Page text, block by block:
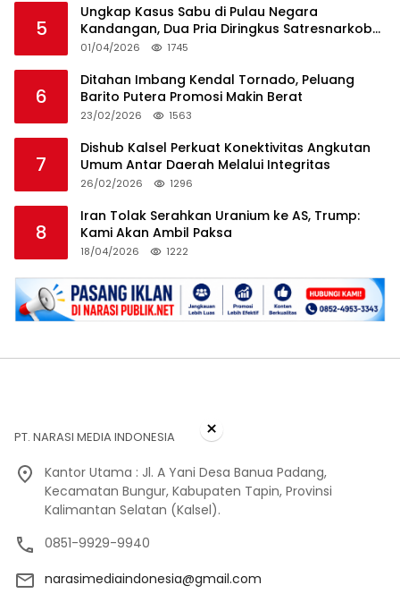
5
Ungkap Kasus Sabu di Pulau Negara
Kandangan, Dua Pria Diringkus Satresnarkoba
HSS
01/04/2026 1745
6
Ditahan Imbang Kendal Tornado, Peluang
Barito Putera Promosi Makin Berat
23/02/2026 1563
7
Dishub Kalsel Perkuat Konektivitas Angkutan
Umum Antar Daerah Melalui Integritas
26/02/2026 1296
8
Iran Tolak Serahkan Uranium ke AS, Trump:
Kami Akan Ambil Paksa
18/04/2026 1222
PT. NARASI MEDIA INDONESIA
Kantor Utama : Jl. A Yani Desa Banua Padang,
Kecamatan Bungur, Kabupaten Tapin, Provinsi
Kalimantan Selatan (Kalsel).
0851-9929-9940
narasimediaindonesia@gmail.com
×